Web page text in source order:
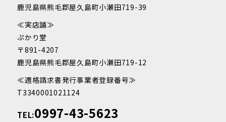
鹿児島県熊毛郡屋久島町小瀬田719-39
≪実店舗≫
ぷかり堂
〒891-4207
鹿児島県熊毛郡屋久島町小瀬田719-12
≪適格請求書発行事業者登録番号≫
T3340001021124
TEL:0997-43-5623